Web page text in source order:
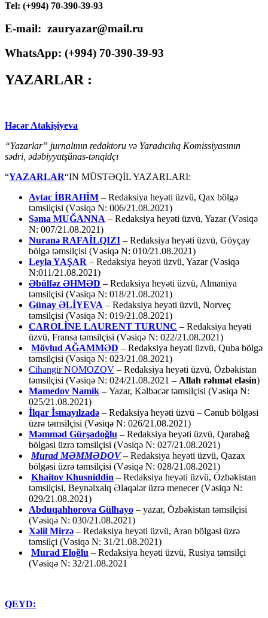
Tel: (+994) 70-390-39-93
E-mail: zauryazar@mail.ru
WhatsApp: (+994) 70-390-39-93
YAZARLAR :
Həcər Atakişiyeva
“Yazarlar” jurnalının redaktoru və Yaradıcılıq Komissiyasının
sədri, ədəbiyyatşünas-tənqidçı
“YAZARLAR“IN MÜSTƏQİL YAZARLARI:
Aytac İBRAHİM – Redaksiya heyəti üzvü, Qax bölgə
təmsilçisi (Vəsiqə N: 006/21.08.2021)
Səma MUĞANNA – Redaksiya heyəti üzvü, Yazar (Vəsiqə
N: 007/21.08.2021)
Nuranə RAFAİLQIZI – Redaksiya heyəti üzvü, Göyçay
bölgə təmsilçisi (Vəsiqə N: 010/21.08.2021)
Leyla YAŞAR – Redaksiya heyəti üzvü, Yazar (Vəsiqə
N:011/21.08.2021)
Əbülfəz ƏHMƏD – Redaksiya heyəti üzvü, Almaniya
təmsilçisi (Vəsiqə N: 018/21.08.2021)
Günay ƏLİYEVA – Redaksiya heyəti üzvü, Norveç
təmsilçisi (Vəsiqə N: 019/21.08.2021)
CAROLİNE LAURENT TURUNC – Redaksiya heyəti
üzvü, Fransa təmsilçisi (Vəsiqə N: 022/21.08.2021)
Mövlud AĞAMMƏD – Redaksiya heyəti üzvü, Quba bölgə
təmsilçisi (Vəsiqə N: 023/21.08.2021)
Cihangir NOMOZOV – Redaksiya heyəti üzvü, Özbəkistan
təmsilçisi (Vəsiqə N: 024/21.08.2021 – Allah rəhmət eləsin)
Mamedov Namik–Yazar, Kəlbəcər təmsilçisi (Vəsiqə N:
025/21.08.2021)
İlqar İsmayılzadə – Redaksiya heyəti üzvü – Cənub bölgəsi
üzrə təmsilçisi (Vəsiqə N: 026/21.08.2021)
Məmməd Gürşadoğlu –Redaksiya heyəti üzvü, Qarabağ
bölgəsi üzrə təmsilçisi (Vəsiqə N: 027/21.08.2021)
Murad MƏMMƏDOV –Redaksiya heyəti üzvü, Qazax
bölgəsi üzrə təmsilçisi (Vəsiqə N: 028/21.08.2021)
Khaitov Khusniddin – Redaksiya heyəti üzvü, Özbəkistan
təmsilçisi, Beynəlxalq Əlaqələr üzrə menecer (Vəsiqə N:
029/21.08.2021)
Abduqahhorova Gülhayo – yazar, Özbəkistan təmsilçisi
(Vəsiqə N: 030/21.08.2021)
Xəlil Mirzə – Redaksiya heyəti üzvü, Aran bölgəsi üzrə
təmsilçi (Vəsiqə N: 31/21.08.2021)
Murad Eloğlu – Redaksiya heyəti üzvü, Rusiya təmsilçi
(Vəsiqə N: 32/21.08.2021
QEYD: